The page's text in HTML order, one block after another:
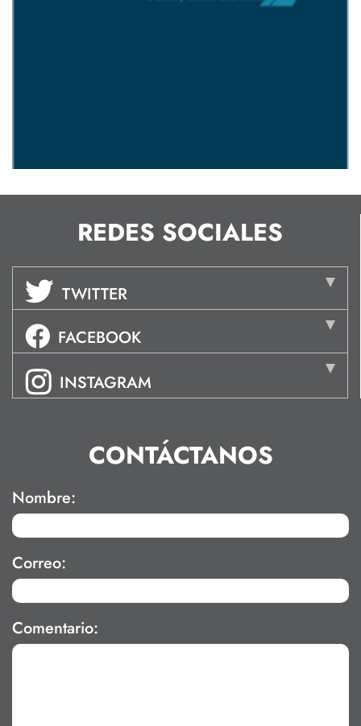
REDES SOCIALES
TWITTER
FACEBOOK
INSTAGRAM
CONTÁCTANOS
Nombre:
Correo:
Comentario: